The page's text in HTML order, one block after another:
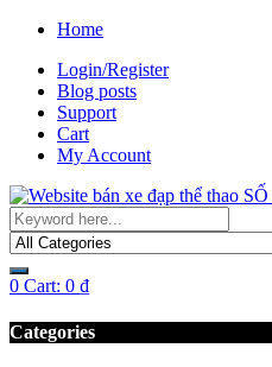
Home
Login/Register
Blog posts
Support
Cart
My Account
0 Cart: 0 ₫
Categories